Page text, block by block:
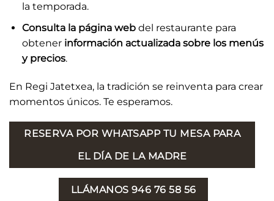
la temporada.
Consulta la página webdel restaurante para
obtenerinformación actualizada sobre los menús
y precios.
En Regi Jatetxea, la tradición se reinventa para crear
momentos únicos. Te esperamos.
RESERVA POR WHATSAPP TU MESA PARA
EL DÍA DE LA MADRE
LLÁMANOS 946 76 58 56